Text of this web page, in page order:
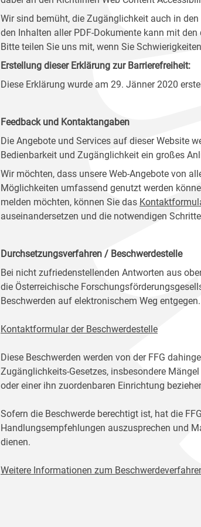
Wir sind bemüht, die Zugänglichkeit auch in
den Inhalten aller PDF-Dokumente kann mit
Bitte teilen Sie uns mit, wenn Sie
Erstellung dieser Erklärung zur Barrierefreiheit:
Diese Erklärung wurde am 29. Jänner 2020
Feedback und Kontaktangaben
Die Angebote und Services auf dieser Website
Bedienbarkeit und Zugänglichkeit ein großes
Wir möchten, dass unsere Web-Angebote von
Möglichkeiten umfassend genutzt werden
melden möchten, können Sie das
auseinandersetzen und die notwendigen
Durchsetzungsverfahren / Beschwerdestelle
Bei nicht zufriedenstellenden Antworten aus
die Österreichische
Beschwerden auf elektronischem Weg entgegen.
Kontaktformular der Beschwerdestelle
Diese Beschwerden werden von der FFG
Zugänglichkeits-Gesetzes, insbesondere
oder einer ihn zuordenbaren Einrichtung
Sofern die Beschwerde berechtigt ist, hat die
Handlungsempfehlungen auszusprechen und
dienen.
Weitere Informationen zum